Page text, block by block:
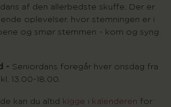
af den allerbedste skuffe. Der er
oplevelser, hvor stemningen er i
og smør stemmen - kom og syng
- Seniordans foregår hver onsdag fra
13.00-18.00.
kan du altid kigge i kalenderen for